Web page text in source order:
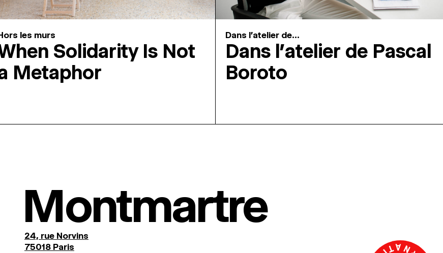
les murs
Solidarity Is Not
Metaphor
Dans l'atelier de...
Dans l’atelier de Pascal
Boroto
Montmartre
24, rue Norvins
75018 Paris